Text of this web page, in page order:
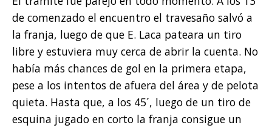
de comenzado el encuentro el travesaño salvó a
la franja, luego de que E. Laca pateara un tiro
libre y estuviera muy cerca de abrir la cuenta. No
había más chances de gol en la primera etapa,
pese a los intentos de afuera del área y de pelota
quieta. Hasta que, a los 45´, luego de un tiro de
esquina jugado en corto la franja consigue un